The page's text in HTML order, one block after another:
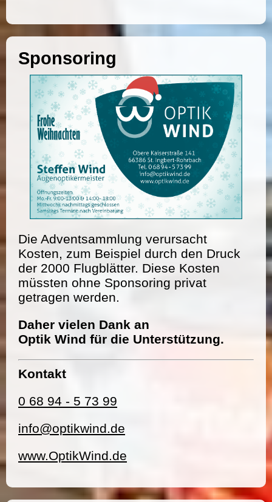
Sponsoring
Die Adventsammlung verursacht
Kosten, zum Beispiel durch den Druck
der 2000 Flugblätter. Diese Kosten
müssten ohne Sponsoring privat
getragen werden.
Daher vielen Dank an
Optik Wind für die Unterstützung.
Kontakt
0 68 94 - 5 73 99
info@optikwind.de
www.OptikWind.de